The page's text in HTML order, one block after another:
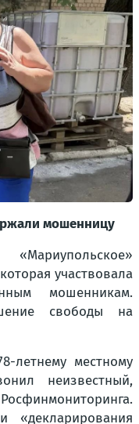
мошенницу
участвовала
мошенникам.
свободы на
летнему местному
неизвестный,
«декларирования